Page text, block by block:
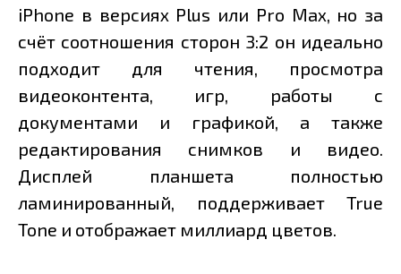
iPhone в версиях Plus или Pro Max, но за
счёт соотношения сторон 3:2 он идеально
подходит для чтения, просмотра
видеоконтента, игр, работы с
документами и графикой, а также
редактирования снимков и видео.
Дисплей планшета полностью
ламинированный, поддерживает True
Tone и отображает миллиард цветов.